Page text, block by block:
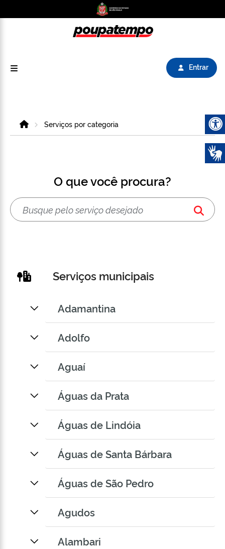
Entrar
HomeServiços por categoria
O que você procura?
Serviços municipais
Adamantina
Adolfo
Aguaí
Águas da Prata
Águas de Lindóia
Águas de Santa Bárbara
Águas de São Pedro
Agudos
Alambari